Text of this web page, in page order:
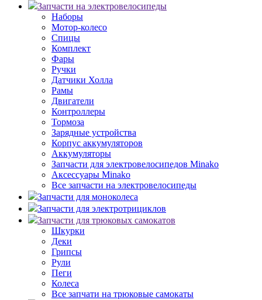
Запчасти на электровелосипеды
Наборы
Мотор-колесо
Спицы
Комплект
Фары
Ручки
Датчики Холла
Рамы
Двигатели
Контроллеры
Тормоза
Зарядные устройства
Корпус аккумуляторов
Аккумуляторы
Запчасти для электровелосипедов Minako
Аксессуары Minako
Все запчасти на электровелосипеды
Запчасти для моноколеса
Запчасти для электротрициклов
Запчасти для трюковых самокатов
Шкурки
Деки
Грипсы
Рули
Пеги
Колеса
Все запчати на трюковые самокаты